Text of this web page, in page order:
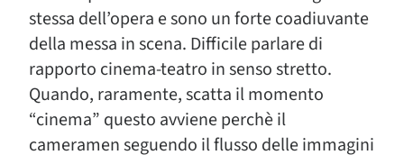
stessa dell’opera e sono un forte coadiuvante
della messa in scena. Difficile parlare di
rapporto cinema-teatro in senso stretto.
Quando, raramente, scatta il momento
“cinema” questo avviene perchè il
cameramen seguendo il flusso delle immagini